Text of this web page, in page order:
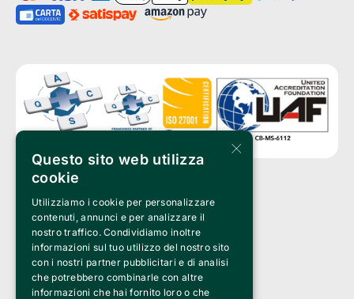
Clappit è un marchio di proprietà di:
Bemils Srl
a Socio Unico
Via Fosse Ardeatine, 4 -20092 Cinisello Balsamo (MI)
PI 05589050961
Iscr. C.C.I.A.A. Milano R.E.A. 1833471
© 2010-2025 Bemils Srl - Tutti i diritti riservati
×
Questo sito web utilizza
cookie
Utilizziamo i cookie per personalizzare
contenuti, annunci e per analizzare il
nostro traffico. Condividiamo inoltre
informazioni sul tuo utilizzo del nostro sito
con i nostri partner pubblicitari e di analisi
che potrebbero combinarle con altre
informazioni che hai fornito loro o che